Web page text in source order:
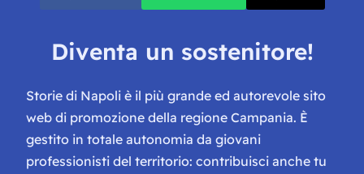
Diventa un sostenitore!
Storie di Napoli è il più grande ed autorevole sito
web di promozione della regione Campania. È
gestito in totale autonomia da giovani
professionisti del territorio: contribuisci anche tu